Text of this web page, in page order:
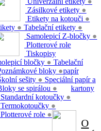
Zásilkové etikety ●
Etikety na kotouči ●
● Tabelační etikety ●
Samolepicí Z-bločky ●
bločky ●
bloky ●
sešity ●
se spirálou ●
Plotterové role
Standardní kotoučky ●
Termokotoučky ●
Plotterové role ●
Tiskopisy
Tabelační
papír
Speciální papír a
kartony
O